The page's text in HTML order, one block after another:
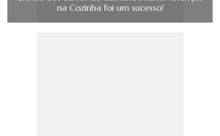
na Cozinha foi um sucesso!